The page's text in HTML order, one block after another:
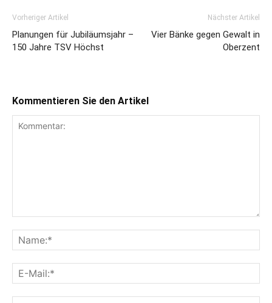
Vorheriger Artikel
Planungen für Jubiläumsjahr –
150 Jahre TSV Höchst
Nächster Artikel
Vier Bänke gegen Gewalt in
Oberzent
Kommentieren Sie den Artikel